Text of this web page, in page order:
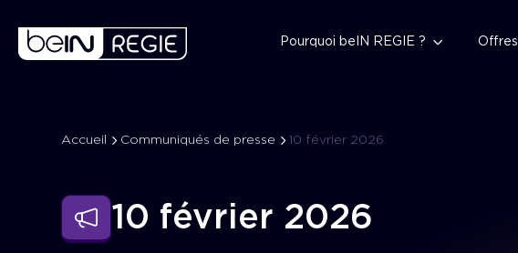
Pourquoi beIN REGIE ? Offres
Accueil Communiqués de presse 10 février 2026
10 février 2026